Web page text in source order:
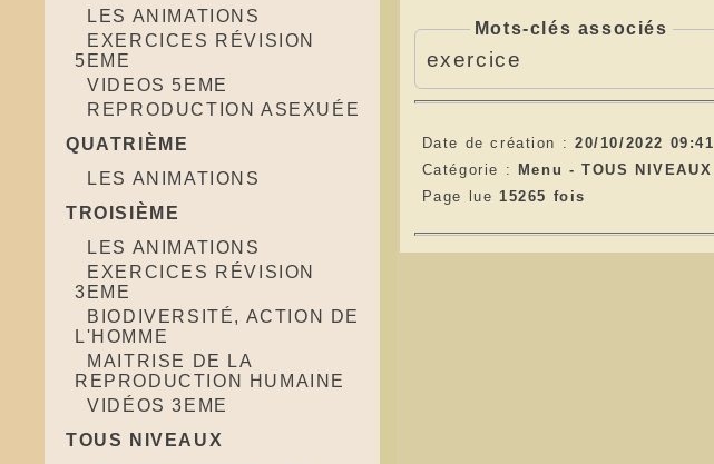
LES ANIMATIONS
EXERCICES RÉVISION
5EME
VIDEOS 5EME
REPRODUCTION ASEXUÉE
QUATRIÈME
LES ANIMATIONS
TROISIÈME
LES ANIMATIONS
EXERCICES RÉVISION
3EME
BIODIVERSITÉ, ACTION DE
L'HOMME
MAITRISE DE LA
REPRODUCTION HUMAINE
VIDÉOS 3EME
TOUS NIVEAUX
Mots-clés associés
exercice
Date de création : 20/10/2022 09:41
Catégorie :
Menu - TOUS NIVEAUX
Page lue 15265 fois